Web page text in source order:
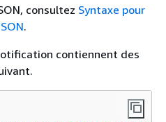
consultez Syntaxe pour
.
contiennent des